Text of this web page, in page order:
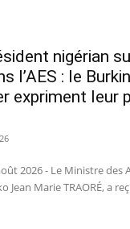
nigérian
l’AES : le
expriment leur
2026 - Le Ministre des
Jean Marie TRAORÉ, a